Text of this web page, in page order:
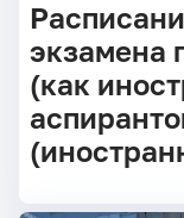
экзамена
(как